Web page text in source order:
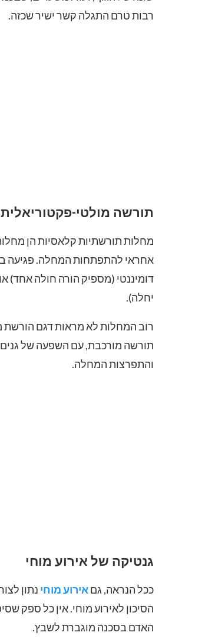
רבות טרם התגלה קשר ישיר שכזה.
תורשה מולטי-פקטוריאלית
מחלות תורשתיות קלאסיות הן
אחראי להתפתחות המחלה. פגיעה
דומיננטי (מספיק הורה חולה אחד)
יחלה).
רוב המחלות לא מראות דגם הורשת
תורשה מורכבת, עם השפעה של גנים
והתפרצות המחלה.
גנטיקה של אירוע מוחי
ככל הנראה, גםאירוע מוחי נתון
הסיכון לאירוע מוחי. אין כל ספק
האדם בסכנה מוגברת לשבץ.